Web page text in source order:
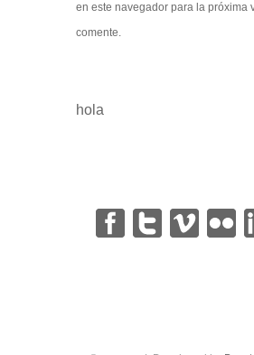
en este navegador para la próxima
comente.
hola
| | | |